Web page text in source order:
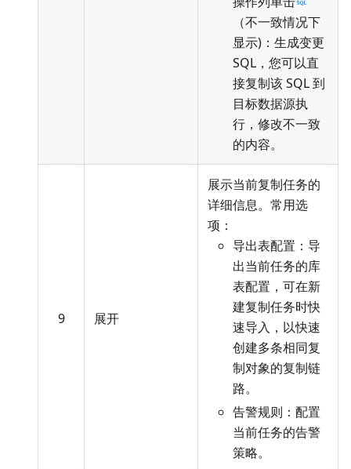
（不一致情况下
显示)：生成变更
SQL，您可以直
接复制该 SQL 到
目标数据源执
行，修改不一致
的内容。
9 展开
展示当前复制任务的
详细信息。常用选
项：
导出表配置：导
出当前任务的库
表配置，可在新
建复制任务时快
速导入，以快速
创建多条相同复
制对象的复制链
路。
告警规则：配置
当前任务的告警
策略。